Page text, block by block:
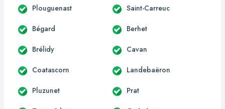
Plouguenast Saint-Carreuc
Bégard Berhet
Brélidy Cavan
Coatascorn Landebaëron
Pluzunet Prat